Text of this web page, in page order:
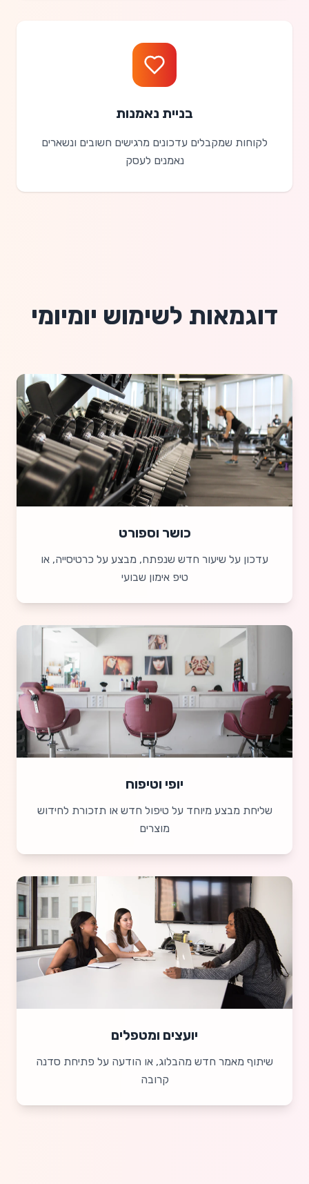
בניית נאמנות
לקוחות שמקבלים עדכונים מרגישים חשובים ונשארים
נאמנים לעסק
דוגמאות לשימוש יומיומי
כושר וספורט
עדכון על שיעור חדש שנפתח, מבצע על כרטיסייה, או
טיפ אימון שבועי
יופי וטיפוח
שליחת מבצע מיוחד על טיפול חדש או תזכורת לחידוש
מוצרים
יועצים ומטפלים
שיתוף מאמר חדש מהבלוג, או הודעה על פתיחת סדנה
קרובה